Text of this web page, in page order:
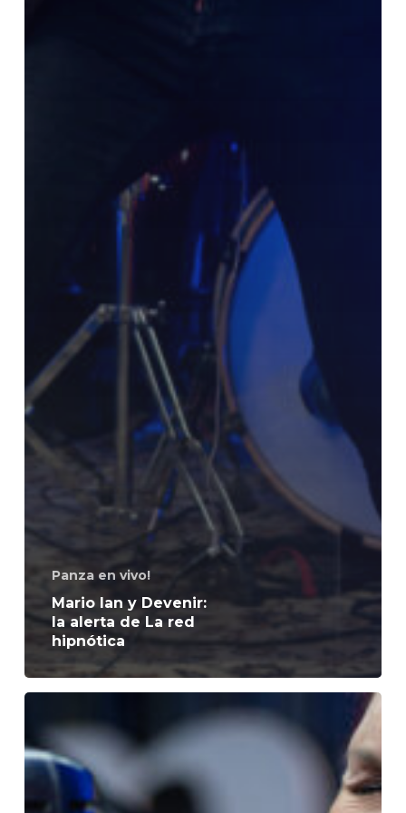
Panza en vivo!
Mario Ian y Devenir:
la alerta de La red
hipnótica
Date
otra
oportunidad: